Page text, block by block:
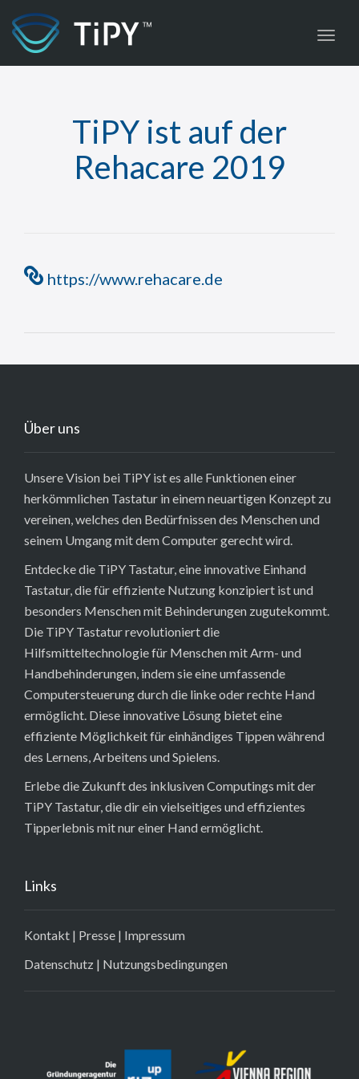
TiPY ist auf der
Rehacare 2019
https://www.rehacare.de
Über uns
Unsere Vision bei TiPY ist es alle Funktionen einer
herkömmlichen Tastatur in einem neuartigen Konzept zu
vereinen, welches den Bedürfnissen des Menschen und
seinem Umgang mit dem Computer gerecht wird.
Entdecke die TiPY Tastatur, eine innovative Einhand
Tastatur, die für effiziente Nutzung konzipiert ist und
besonders Menschen mit Behinderungen zugutekommt.
Die TiPY Tastatur revolutioniert die
Hilfsmitteltechnologie für Menschen mit Arm- und
Handbehinderungen, indem sie eine umfassende
Computersteuerung durch die linke oder rechte Hand
ermöglicht. Diese innovative Lösung bietet eine
effiziente Möglichkeit für einhändiges Tippen während
des Lernens, Arbeitens und Spielens.
Erlebe die Zukunft des inklusiven Computings mit der
TiPY Tastatur, die dir ein vielseitiges und effizientes
Tipperlebnis mit nur einer Hand ermöglicht.
Links
Kontakt | Presse | Impressum
Datenschutz | Nutzungsbedingungen